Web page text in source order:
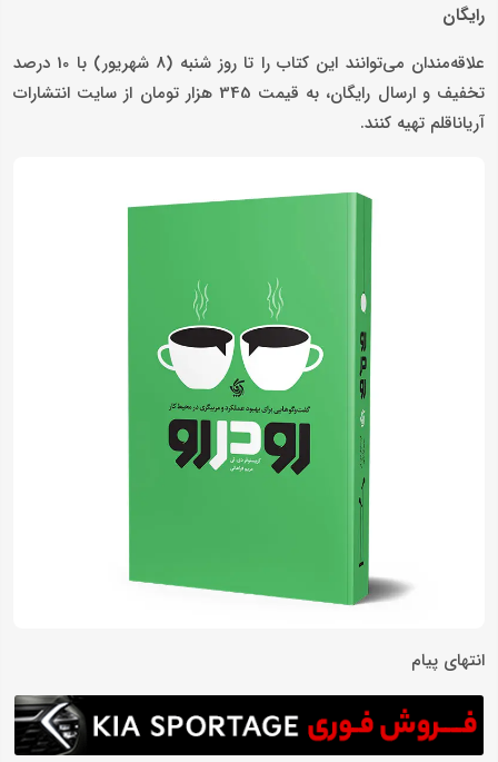
رایگان
علاقه‌مندان می‌توانند این کتاب را تا روز شنبه (8 شهریور) با 10 درصد
تخفیف و ارسال رایگان، به قیمت 345 هزار تومان از سایت انتشارات
آریاناقلم تهیه کنند.
انتهای پیام